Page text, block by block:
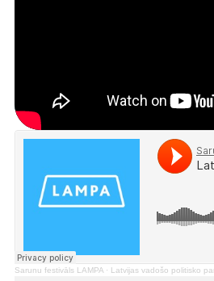
Veikals
Kontakti
Sarunu festivāls LAMPA · Latvijas vadošo politisko